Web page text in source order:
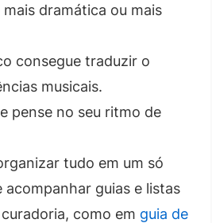
dramática ou mais
consegue traduzir o
musicais.
pense no seu ritmo de
tudo em um só
acompanhar guias e listas
como em guia de